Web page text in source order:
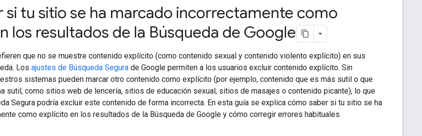
si tu sitio se ha marcado incorrectamente como
los resultados de la Búsqueda de Google
que no se muestre contenido explícito (como contenido sexual y contenido violento explícito) en sus
Los ajustes de Búsqueda Segura de Google permiten a los usuarios excluir contenido explícito. Sin
sistemas pueden marcar otro contenido como explícito (por ejemplo, contenido que es más sutil o que
sutil, como sitios web de lencería, sitios de educación sexual, sitios de masajes o contenido picante), lo que
Segura podría excluir este contenido de forma incorrecta. En esta guía se explica cómo saber si tu sitio se ha
como explícito en los resultados de la Búsqueda de Google y cómo corregir errores habituales.